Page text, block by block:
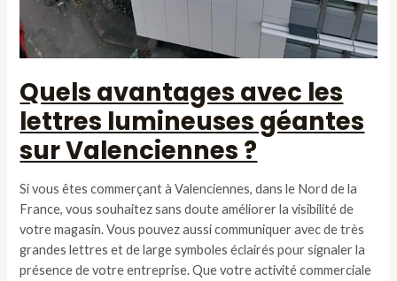
Quels avantages avec les
lettres lumineuses géantes
sur Valenciennes ?
Si vous êtes commerçant à Valenciennes, dans le Nord de la
France, vous souhaitez sans doute améliorer la visibilité de
votre magasin. Vous pouvez aussi communiquer avec de très
grandes lettres et de large symboles éclairés pour signaler la
présence de votre entreprise. Que votre activité commerciale